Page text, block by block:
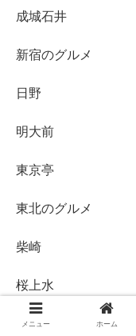
成城石井
新宿のグルメ
日野
明大前
東京亭
東北のグルメ
柴崎
桜上水
橋本
メニュー ホーム